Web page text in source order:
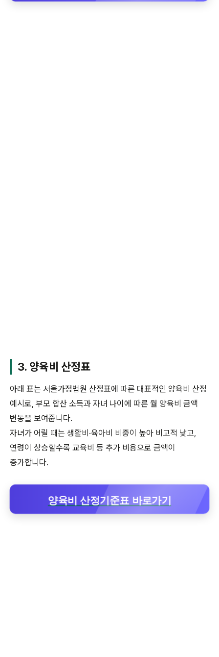
3. 양육비 산정표
아래 표는 서울가정법원 산정표에 따른 대표적인 양육비 산정
예시로, 부모 합산 소득과 자녀 나이에 따른 월 양육비 금액
변동을 보여줍니다.
자녀가 어릴 때는 생활비·육아비 비중이 높아 비교적 낮고,
연령이 상승할수록 교육비 등 추가 비용으로 금액이
증가합니다.
양육비 산정기준표 바로가기